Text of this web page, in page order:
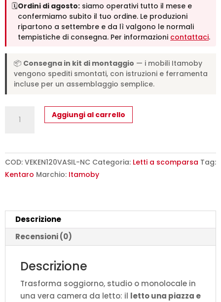
🗓️Ordini di agosto: siamo operativi tutto il mese e
confermiamo subito il tuo ordine. Le produzioni
ripartono a settembre e da lì valgono le normali
tempistiche di consegna. Per informazioni contattaci.
📦 Consegna in kit di montaggio — i mobili Itamoby
vengono spediti smontati, con istruzioni e ferramenta
incluse per un assemblaggio semplice.
mezzo
a
Kentaro
con
pensile
noce
L.133,6
P.39,2
H.250,5
Aggiungi al carrello
COD: VEKEN120VASIL-NC Categoria: Letti a scomparsa Tag:
Kentaro Marchio: Itamoby
Descrizione
Recensioni (0)
Descrizione
Trasforma soggiorno, studio o monolocale in
una vera camera da letto: il letto una piazza e